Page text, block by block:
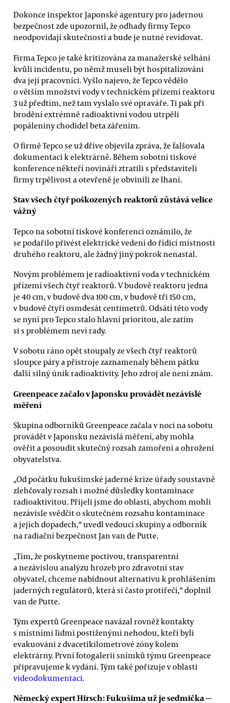
Dokonce inspektor Japonské agentury pro jadernou
bezpečnost zde upozornil, že odhady firmy Tepco
neodpovídají skutečnosti a bude je nutné revidovat.
Firma Tepco je také kritizována za manažerské selhání
kvůli incidentu, po němž museli být hospitalizováni
dva její pracovníci. Vyšlo najevo, že Tepco vědělo
o větším množství vody v technickém přízemí reaktoru
3 už předtím, než tam vyslalo své opraváře. Ti pak při
brodění extrémně radioaktivní vodou utrpěli
popáleniny chodidel beta zářením.
O firmě Tepco se už dříve objevila zpráva, že falšovala
dokumentaci k elektrárně. Během sobotní tiskové
konference někteří novináři ztratili s představiteli
firmy trpělivost a otevřeně je obvinili ze lhaní.
Stav všech čtyř poškozených reaktorů zůstává velice
vážný
Tepco na sobotní tiskové konferenci oznámilo, že
se podařilo přivést elektrické vedení do řídicí místnosti
druhého reaktoru, ale žádný jiný pokrok nenastal.
Novým problémem je radioaktivní voda v technickém
přízemí všech čtyř reaktorů. V budově reaktoru jedna
je 40 cm, v budově dva 100 cm, v budově tři 150 cm,
v budově čtyři osmdesát centimetrů. Odsátí této vody
se nyní pro Tepco stalo hlavní prioritou, ale zatím
si s problémem neví rady.
V sobotu ráno opět stoupaly ze všech čtyř reaktorů
sloupce páry a přístroje zaznamenaly během pátku
další silný únik radioaktivity. Jeho zdroj ale není znám.
Greenpeace začalo v Japonsku provádět nezávislé
měření
Skupina odborníků Greenpeace začala v noci na sobotu
provádět v Japonsku nezávislá měření, aby mohla
ověřit a posoudit skutečný rozsah zamoření a ohrožení
obyvatelstva.
„Od počátku fukušimské jaderné krize úřady soustavně
zlehčovaly rozsah i možné důsledky kontaminace
radioaktivitou. Přijeli jsme do oblasti, abychom mohli
nezávisle svědčit o skutečném rozsahu kontaminace
a jejích dopadech,“ uvedl vedoucí skupiny a odborník
na radiační bezpečnost Jan van de Putte.
„Tím, že poskytneme poctivou, transparentní
a nezávislou analýzu hrozeb pro zdravotní stav
obyvatel, chceme nabídnout alternativu k prohlášením
jaderných regulátorů, která si často protiřečí,“ doplnil
van de Putte.
Tým expertů Greenpeace navázal rovněž kontakty
s místními lidmi postiženými nehodou, kteří byli
evakuováni z dvacetikilometrové zóny kolem
elektrárny. První fotogalerii snímků týmu Greenpeace
připravujeme k vydání. Tým také pořizuje v oblasti
videodokumentaci.
Německý expert Hirsch: Fukušima už je sedmička —